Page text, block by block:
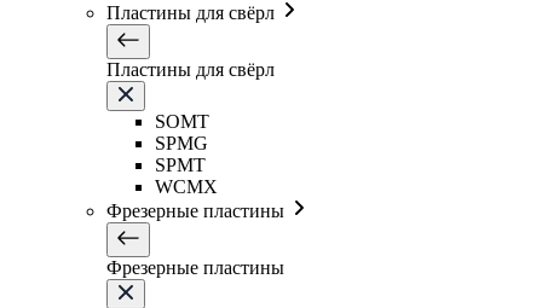
Пластины для свёрл
Пластины для свёрл
SOMT
SPMG
SPMT
WCMX
Фрезерные пластины
Фрезерные пластины